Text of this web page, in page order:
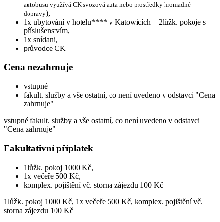
autobusu využívá CK svozová auta nebo prostředky hromadné
dopravy),
1x ubytování v hotelu**** v Katowicích – 2lůžk. pokoje s
příslušenstvím,
1x snídani,
průvodce CK
Cena nezahrnuje
vstupné
fakult. služby a vše ostatní, co není uvedeno v odstavci "Cena
zahrnuje"
vstupné fakult. služby a vše ostatní, co není uvedeno v odstavci
"Cena zahrnuje"
Fakultativní příplatek
1lůžk. pokoj 1000 Kč,
1x večeře 500 Kč,
komplex. pojištění vč. storna zájezdu 100 Kč
1lůžk. pokoj 1000 Kč, 1x večeře 500 Kč, komplex. pojištění vč.
storna zájezdu 100 Kč